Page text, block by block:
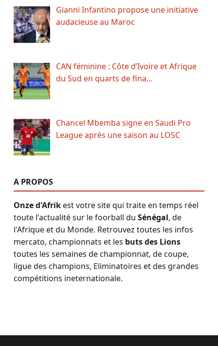
Gianni Infantino propose une initiative
audacieuse au Maroc
CAN féminine : Côte d’Ivoire et Afrique
du Sud en quarts de fina…
Chancel Mbemba signe en Saudi Pro
League après une saison au LOSC
A PROPOS
Onze d'Afrikest votre site qui traite en temps réel
toute l'actualité sur le foorball du Sénégal, de
l'Afrique et du Monde. Retrouvez toutes les infos
mercato, championnats et les buts des Lions
toutes les semaines de championnat, de coupe,
ligue des champions, Eliminatoires et des grandes
compétitions ineternationale.